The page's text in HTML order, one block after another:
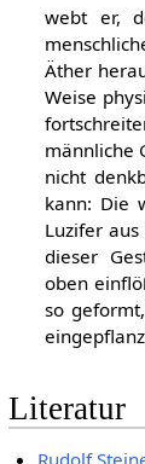
webt er,
Äther
Weise
männliche
nicht
kann: Die
Luzifer
dieser
oben
so
Literatur
Rudolf